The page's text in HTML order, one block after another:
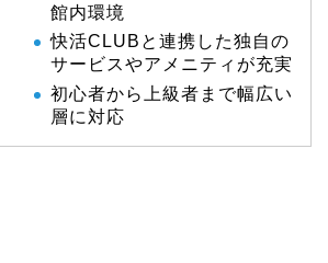
館内環境
快活CLUBと連携した独自の
サービスやアメニティが充実
初心者から上級者まで幅広い
層に対応